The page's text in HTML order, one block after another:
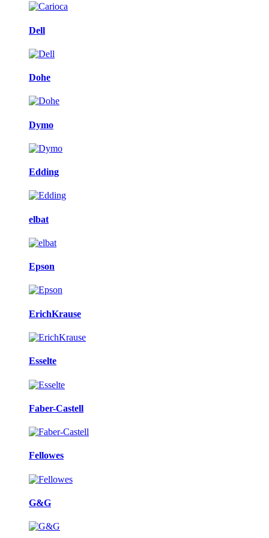
Dell
Dohe
Dymo
Edding
elbat
Epson
ErichKrause
Esselte
Faber-Castell
Fellowes
G&G